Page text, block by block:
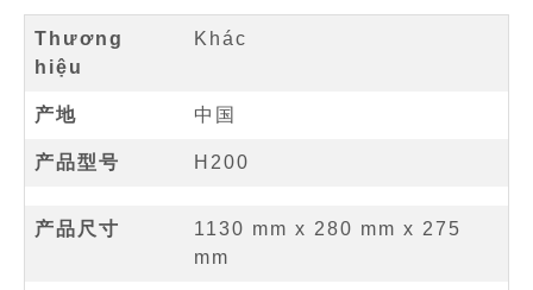
Thương
hiệu
Khác
产地 中国
产品型号 H200
产品尺寸 1130 mm x 280 mm x 275
mm